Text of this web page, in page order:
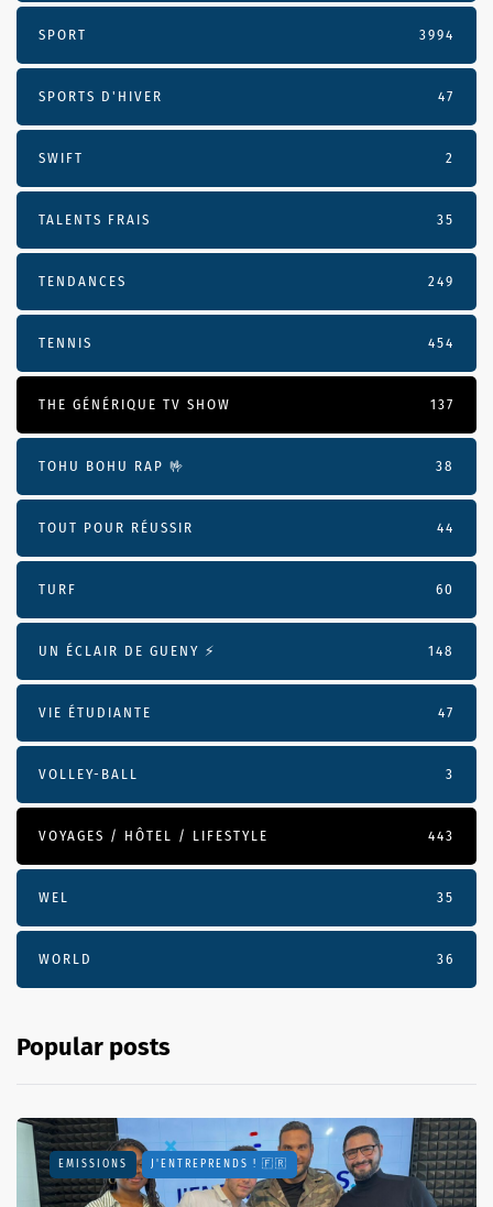
SPORT 3994
SPORTS D'HIVER 47
SWIFT 2
TALENTS FRAIS 35
TENDANCES 249
TENNIS 454
THE GÉNÉRIQUE TV SHOW 137
TOHU BOHU RAP 🤟 38
TOUT POUR RÉUSSIR 44
TURF 60
UN ÉCLAIR DE GUENY ⚡️ 148
VIE ÉTUDIANTE 47
VOLLEY-BALL 3
VOYAGES / HÔTEL / LIFESTYLE 443
WEL 35
WORLD 36
Popular posts
EMISSIONS J'ENTREPRENDS ! 🇫🇷